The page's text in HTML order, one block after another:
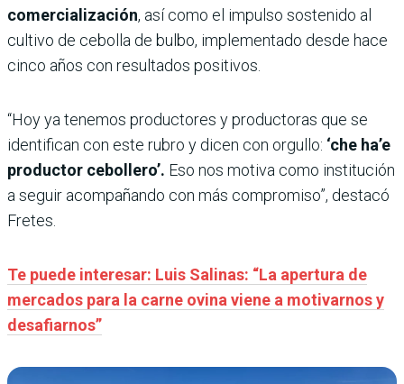
comercialización, así como el impulso sostenido al
cultivo de cebolla de bulbo, implementado desde hace
cinco años con resultados positivos.
“Hoy ya tenemos productores y productoras que se
identifican con este rubro y dicen con orgullo: ‘che ha’e
productor cebollero’. Eso nos motiva como institución
a seguir acompañando con más compromiso”, destacó
Fretes.
Te puede interesar: Luis Salinas: “La apertura de
mercados para la carne ovina viene a motivarnos y
desafiarnos”